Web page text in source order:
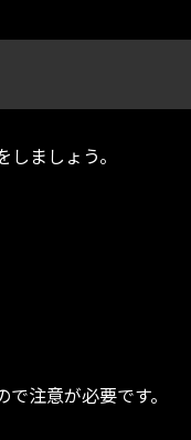
ましょう。
注意が必要です。